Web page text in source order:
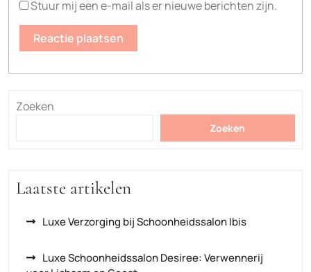
Stuur mij een e-mail als er nieuwe berichten zijn.
Zoeken
Zoeken
Laatste artikelen
Luxe Verzorging bij Schoonheidssalon Ibis
Luxe Schoonheidssalon Desiree: Verwennerij